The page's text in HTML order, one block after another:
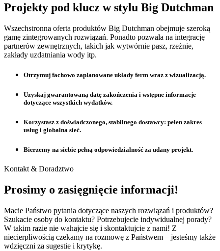
Projekty pod klucz w stylu Big Dutchman
Wszechstronna oferta produktów Big Dutchman obejmuje szeroką
gamę zintegrowanych rozwiązań. Ponadto pozwala na integrację
partnerów zewnętrznych, takich jak wytwórnie pasz, rzeźnie,
zakłady uzdatniania wody itp.
Otrzymuj fachowo zaplanowane układy ferm wraz z wizualizacją.
Uzyskaj gwarantowaną datę zakończenia i wstępne informacje
dotyczące wszystkich wydatków.
Korzystasz z doświadczonego, stabilnego dostawcy: pełen zakres
usług i globalna sieć.
Bierzemy na siebie pełną odpowiedzialność za udany projekt.
Kontakt & Doradztwo
Prosimy o zasięgnięcie informacji!
Macie Państwo pytania dotyczące naszych rozwiązań i produktów?
Szukacie osoby do kontaktu? Potrzebujecie indywidualnej porady?
W takim razie nie wahajcie się i skontaktujcie z nami! Z
niecierpliwością czekamy na rozmowę z Państwem – jesteśmy także
wdzięczni za sugestie i krytykę.